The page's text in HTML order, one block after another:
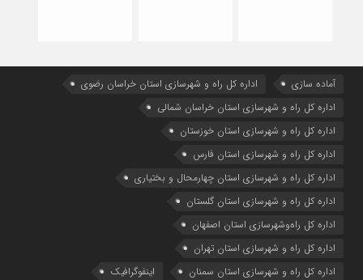
آماده سازی
اداره كل راه و شهرسازي استان خراسان رضوي
اداره كل راه و شهرسازي استان خراسان شمالي
اداره كل راه و شهرسازي استان خوزستان
اداره كل راه و شهرسازي استان فارس
اداره كل راه و شهرسازي استان چهارمحال و بختياري
اداره كل راه و شهرسازي استان گلستان
اداره كل راه‌و‌شهرسازي استان اصفهان
اداره کل راه و شهرسازی استان تهران
اداره کل راه و شهرسازی استان سمنان
اینفوگرافیک